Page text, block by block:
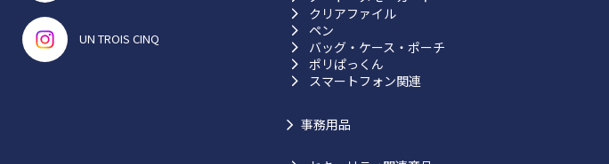
UN TROIS CINQ
クリアファイル
ペン
バッグ・ケース・ポーチ
ポリぱっくん
スマートフォン関連
事務用品